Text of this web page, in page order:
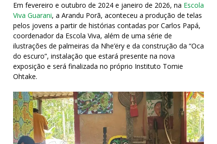
Em fevereiro e outubro de 2024 e janeiro de 2026, na Escola
Viva Guarani, a Arandu Porã, aconteceu a produção de telas
pelos jovens a partir de histórias contadas por Carlos Papá,
coordenador da Escola Viva, além de uma série de
ilustrações de palmeiras da Nhe’ëry e da construção da “Oca
do escuro”, instalação que estará presente na nova
exposição e será finalizada no próprio Instituto Tomie
Ohtake.